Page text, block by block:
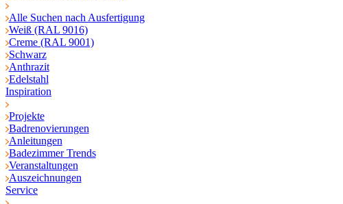
Alle Suchen nach Ausfertigung
Weiß (RAL 9016)
Creme (RAL 9001)
Schwarz
Anthrazit
Edelstahl
Inspiration
Projekte
Badrenovierungen
Anleitungen
Badezimmer Trends
Veranstaltungen
Auszeichnungen
Service